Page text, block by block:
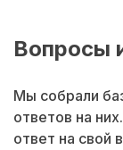
Вопросы
Мы собрали
ответов на
ответ на свой